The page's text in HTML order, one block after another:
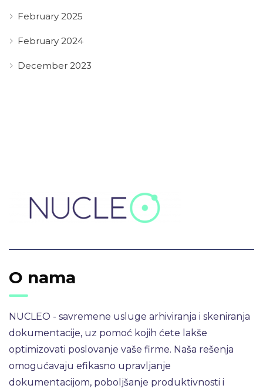
February 2025
February 2024
December 2023
O nama
NUCLEO - savremene usluge arhiviranja i skeniranja
dokumentacije, uz pomoć kojih ćete lakše
optimizovati poslovanje vaše firme. Naša rešenja
omogućavaju efikasno upravljanje
dokumentacijom, poboljšanje produktivnosti i